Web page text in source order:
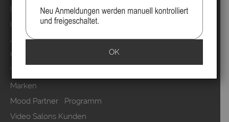
Impressum
Kontakt
Anmelden
Über uns
Video`s
Marken
Mood Partner Programm
Video Salons Kunden
OK